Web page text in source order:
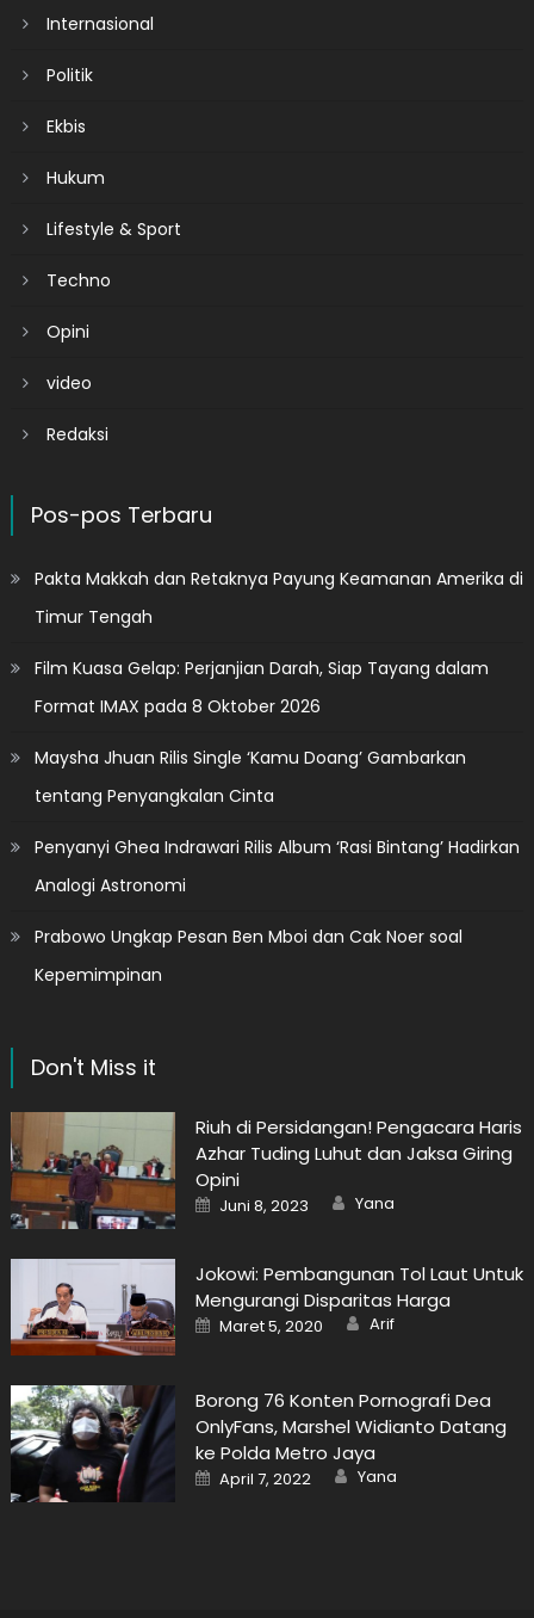
Internasional
Politik
Ekbis
Hukum
Lifestyle & Sport
Techno
Opini
video
Redaksi
Pos-pos Terbaru
Pakta Makkah dan Retaknya Payung Keamanan Amerika di
Timur Tengah
Film Kuasa Gelap: Perjanjian Darah, Siap Tayang dalam
Format IMAX pada 8 Oktober 2026
Maysha Jhuan Rilis Single ‘Kamu Doang’ Gambarkan
tentang Penyangkalan Cinta
Penyanyi Ghea Indrawari Rilis Album ‘Rasi Bintang’ Hadirkan
Analogi Astronomi
Prabowo Ungkap Pesan Ben Mboi dan Cak Noer soal
Kepemimpinan
Don't Miss it
Riuh di Persidangan! Pengacara Haris
Azhar Tuding Luhut dan Jaksa Giring
Opini
Posted
on
Juni 8, 2023 Author
Yana
Jokowi: Pembangunan Tol Laut Untuk
Mengurangi Disparitas Harga
Posted
on
Maret 5, 2020 Author
Arif
Borong 76 Konten Pornografi Dea
OnlyFans, Marshel Widianto Datang
ke Polda Metro Jaya
Posted
on
April 7, 2022 Author
Yana